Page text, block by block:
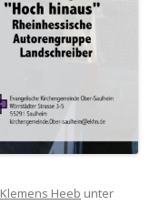
Klemens Heeb unter